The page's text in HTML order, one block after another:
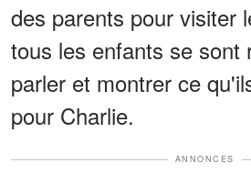
des parents pour visiter
tous les enfants se sont
parler et montrer ce
pour Charlie.
ANNONCES